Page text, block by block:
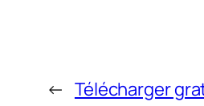
← Télécharger